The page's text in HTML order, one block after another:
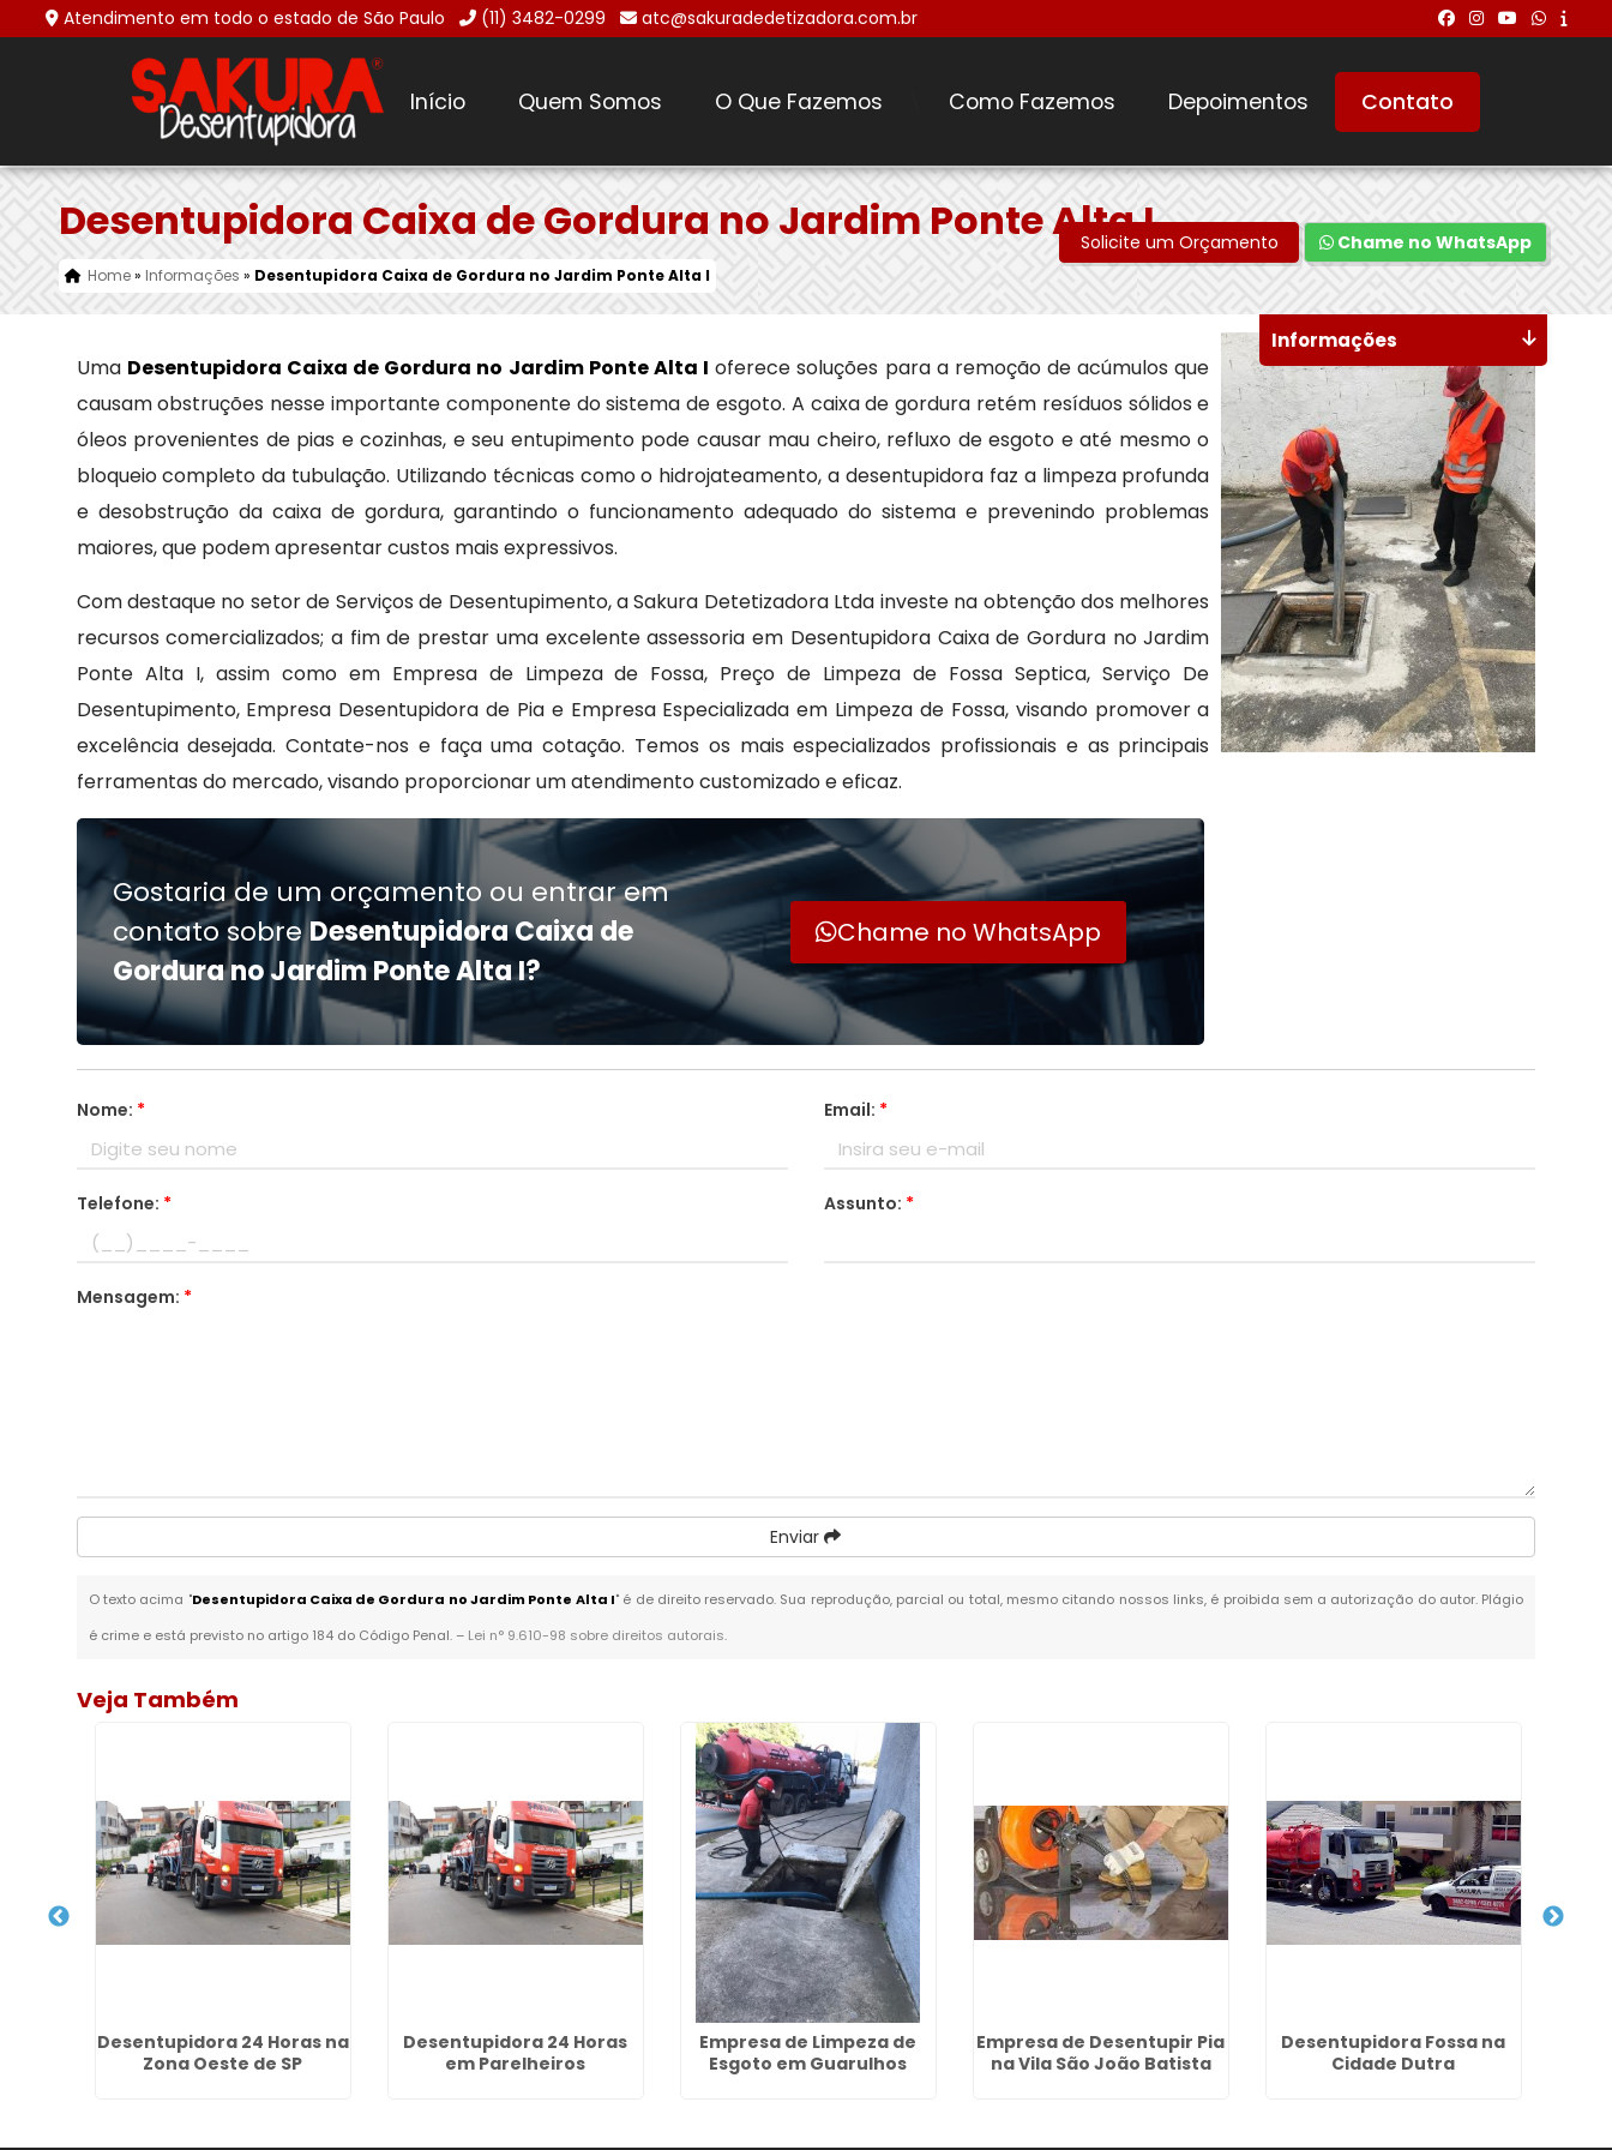
Atendimento em todo o estado de São Paulo (11) 3482-0299 atc@sakuradedetizadora.com.br
Início Quem Somos O Que Fazemos Como Fazemos Depoimentos Contato
Desentupidora Caixa de Gordura no Jardim Ponte Alta I
Home» Informações » Desentupidora Caixa de Gordura no Jardim Ponte Alta I
Solicite um Orçamento Chame no WhatsApp
Uma Desentupidora Caixa de Gordura no Jardim Ponte Alta I oferece soluções para a remoção de acúmulos que
causam obstruções nesse importante componente do sistema de esgoto. A caixa de gordura retém resíduos sólidos e
óleos provenientes de pias e cozinhas, e seu entupimento pode causar mau cheiro, refluxo de esgoto e até mesmo o
bloqueio completo da tubulação. Utilizando técnicas como o hidrojateamento, a desentupidora faz a limpeza profunda
e desobstrução da caixa de gordura, garantindo o funcionamento adequado do sistema e prevenindo problemas
maiores, que podem apresentar custos mais expressivos.
Com destaque no setor de Serviços de Desentupimento, a Sakura Detetizadora Ltda investe na obtenção dos melhores
recursos comercializados; a fim de prestar uma excelente assessoria em Desentupidora Caixa de Gordura no Jardim
Ponte Alta I, assim como em Empresa de Limpeza de Fossa, Preço de Limpeza de Fossa Septica, Serviço De
Desentupimento, Empresa Desentupidora de Pia e Empresa Especializada em Limpeza de Fossa, visando promover a
excelência desejada. Contate-nos e faça uma cotação. Temos os mais especializados profissionais e as principais
ferramentas do mercado, visando proporcionar um atendimento customizado e eficaz.
Gostaria de um orçamento ou entrar em
contato sobreDesentupidora Caixa de
Gordura no Jardim Ponte Alta I?
Chame no WhatsApp
Nome: * Email: *
Telefone: * Assunto: *
Mensagem: *
Enviar
O texto acima "Desentupidora Caixa de Gordura no Jardim Ponte Alta I" é de direito reservado. Sua reprodução, parcial ou total, mesmo citando nossos links, é proibida sem a autorização do autor. Plágio
é crime e está previsto no artigo 184 do Código Penal. – Lei n° 9.610-98 sobre direitos autorais.
Informações
Veja Também
Desentupidora 24 Horas na
Zona Oeste de SP
Desentupidora 24 Horas
em Parelheiros
Empresa de Limpeza de
Esgoto em Guarulhos
Empresa de Desentupir Pia
na Vila São João Batista
Desentupidora Fossa na
Cidade Dutra